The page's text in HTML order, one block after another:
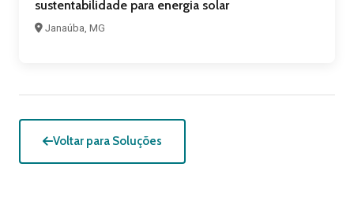
sustentabilidade para energia solar
Janaúba, MG
Voltar para Soluções